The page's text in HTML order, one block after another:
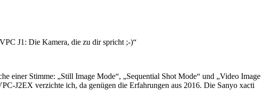
J1: Die Kamera, die zu dir spricht ;-)“
einer Stimme: „Still Image Mode“, „Sequential Shot Mode“ und „Video Image
J2EX verzichte ich, da genügen die Erfahrungen aus 2016. Die Sanyo xacti